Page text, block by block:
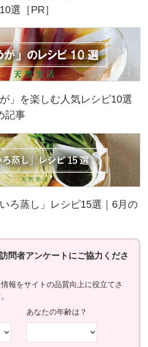
選［PR］
」を楽しむ人気レシピ10選
記事
ろ蒸し」レシピ15選｜6月の